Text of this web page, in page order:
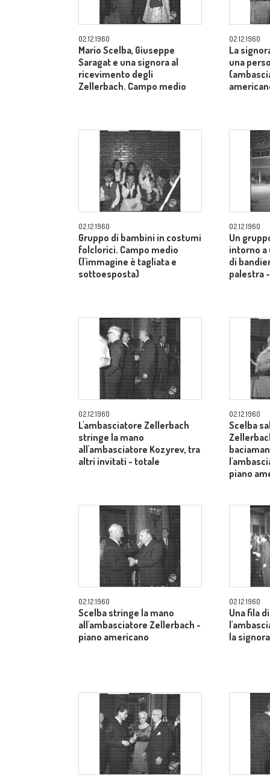
02.12.1960
Mario Scelba, Giuseppe
Saragat e una signora al
ricevimento degli
Zellerbach. Campo medio
02.12.1960
La
una
02.12.1960
Gruppo di bambini in costumi
folclorici. Campo medio
(l'immagine è tagliata e
sottoesposta)
02.12.1960
Un
intorno a
di
palestra
02.12.1960
L'ambasciatore Zellerbach
stringe la mano
all'ambasciatore Kozyrev, tra
altri invitati - totale
02.12.1960
Scelba
piano
02.12.1960
Scelba stringe la mano
all'ambasciatore Zellerbach -
piano americano
02.12.1960
Una fila
la